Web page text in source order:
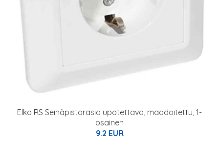
Elko RS Seinäpistorasia upotettava, maadoitettu, 1-
osainen
9.2 EUR